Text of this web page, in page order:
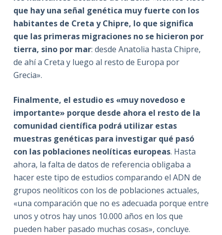
que hay una señal genética muy fuerte con los
habitantes de Creta y Chipre, lo que significa
que las primeras migraciones no se hicieron por
tierra, sino por mar: desde Anatolia hasta Chipre,
de ahí a Creta y luego al resto de Europa por
Grecia».
Finalmente, el estudio es «muy novedoso e
importante» porque desde ahora el resto de la
comunidad científica podrá utilizar estas
muestras genéticas para investigar qué pasó
con las poblaciones neolíticas europeas. Hasta
ahora, la falta de datos de referencia obligaba a
hacer este tipo de estudios comparando el ADN de
grupos neolíticos con los de poblaciones actuales,
«una comparación que no es adecuada porque entre
unos y otros hay unos 10.000 años en los que
pueden haber pasado muchas cosas», concluye.